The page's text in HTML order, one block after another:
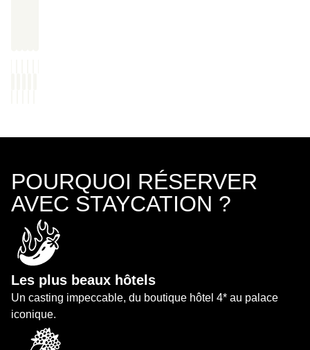
POURQUOI RÉSERVER
AVEC STAYCATION ?
Les plus beaux hôtels
Un casting impeccable, du boutique hôtel 4* au palace
iconique.